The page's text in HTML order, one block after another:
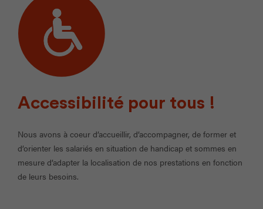
Accessibilité pour tous !
Nous avons à coeur d’accueillir, d’accompagner, de former et
d’orienter les salariés en situation de handicap et sommes en
mesure d’adapter la localisation de nos prestations en fonction
de leurs besoins.